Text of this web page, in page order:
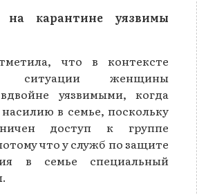
карантине уязвимы
что в контексте
ситуации женщины
уязвимыми, когда
в семье, поскольку
доступ к группе
что у служб по защите
в семье специальный